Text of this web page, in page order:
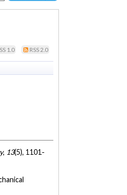
1.0 RSS 2.0
, 13(5), 1101-